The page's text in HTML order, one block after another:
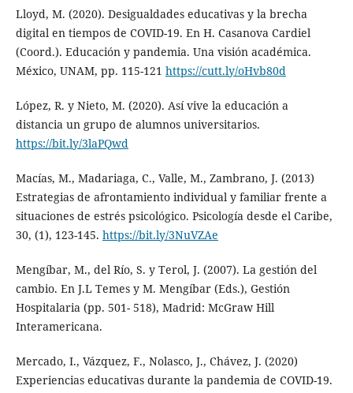
Lloyd, M. (2020). Desigualdades educativas y la brecha
digital en tiempos de COVID-19. En H. Casanova Cardiel
(Coord.). Educación y pandemia. Una visión académica.
México, UNAM, pp. 115-121 https://cutt.ly/oHvb80d
López, R. y Nieto, M. (2020). Así vive la educación a
distancia un grupo de alumnos universitarios.
https://bit.ly/3laPQwd
Macías, M., Madariaga, C., Valle, M., Zambrano, J. (2013)
Estrategias de afrontamiento individual y familiar frente a
situaciones de estrés psicológico. Psicología desde el Caribe,
30, (1), 123-145. https://bit.ly/3NuVZAe
Mengíbar, M., del Río, S. y Terol, J. (2007). La gestión del
cambio. En J.L Temes y M. Mengíbar (Eds.), Gestión
Hospitalaria (pp. 501- 518), Madrid: McGraw Hill
Interamericana.
Mercado, I., Vázquez, F., Nolasco, J., Chávez, J. (2020)
Experiencias educativas durante la pandemia de COVID-19.